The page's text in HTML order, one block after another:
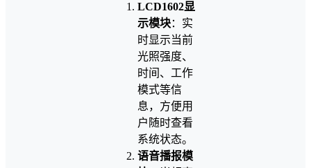
LCD1602显
示模块：实
时显示当前
光照强度、
时间、工作
模式等信
息，方便用
户随时查看
系统状态。
语音播报模